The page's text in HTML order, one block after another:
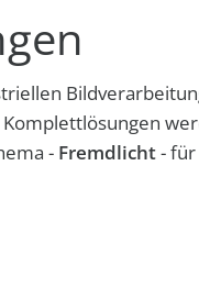
- Fremdlicht-